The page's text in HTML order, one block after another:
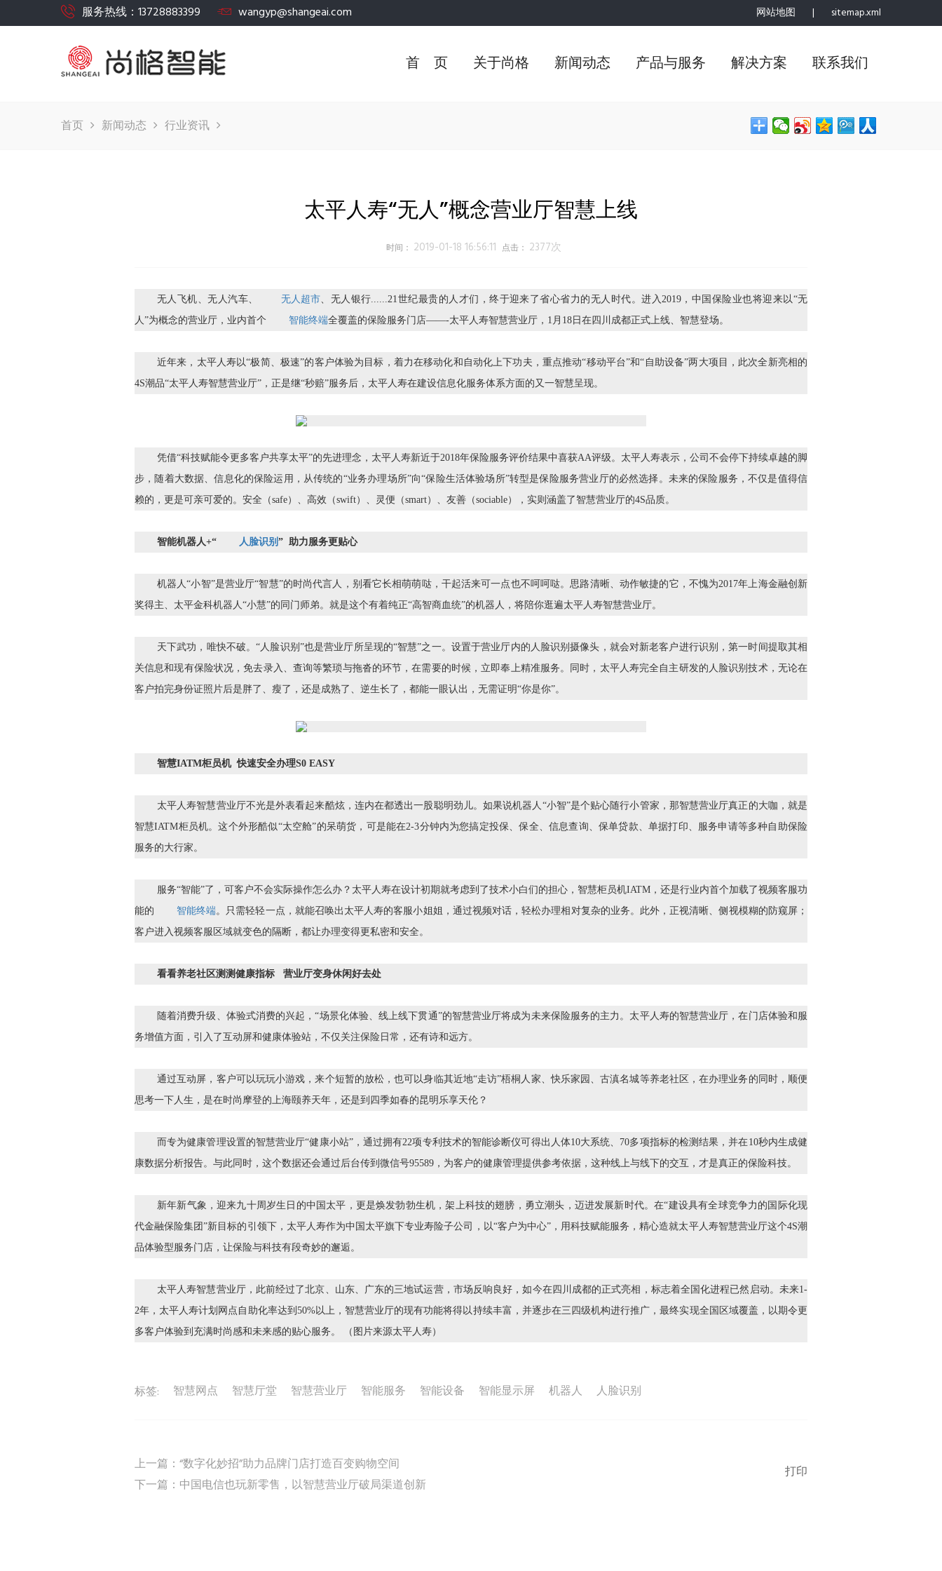
服务热线：13728883399 wangyp@shangeai.com 网站地图 | sitemap.xml
首 页 关于尚格 新闻动态 产品与服务 解决方案 联系我们
首页 新闻动态 行业资讯
太平人寿“无人”概念营业厅智慧上线
时间： 2019-01-18 16:56:11 点击： 2377次
无人飞机、无人汽车、 无人超市、无人银行......21世纪最贵的人才们，终于迎来了省心省力的无人时代。进入2019，中国保险业也将迎来以“无
人”为概念的营业厅，业内首个
智能终端全覆盖的保险服务门店——-太平人寿智慧营业厅，1月18日在四川成都正式上线、智慧登场。
近年来，太平人寿以“极简、极速”的客户体验为目标，着力在移动化和自动化上下功夫，重点推动“移动平台”和“自助设备”两大项目，此次全新亮相的
4S潮品“太平人寿智慧营业厅”，正是继“秒赔”服务后，太平人寿在建设信息化服务体系方面的又一智慧呈现。
凭借“科技赋能令更多客户共享太平”的先进理念，太平人寿新近于2018年保险服务评价结果中喜获AA评级。太平人寿表示，公司不会停下持续卓越的脚
步，随着大数据、信息化的保险运用，从传统的“业务办理场所”向“保险生活体验场所”转型是保险服务营业厅的必然选择。未来的保险服务，不仅是值得信
赖的，更是可亲可爱的。安全（safe）、高效（swift）、灵便（smart）、友善（sociable），实则涵盖了智慧营业厅的4S品质。
智能机器人+“ 人脸识别 ” 助力服务更贴心
机器人“小智”是营业厅“智慧”的时尚代言人，别看它长相萌萌哒，干起活来可一点也不呵呵哒。思路清晰、动作敏捷的它，不愧为2017年上海金融创新
奖得主、太平金科机器人“小慧”的同门师弟。就是这个有着纯正“高智商血统”的机器人，将陪你逛遍太平人寿智慧营业厅。
天下武功，唯快不破。“人脸识别”也是营业厅所呈现的“智慧”之一。设置于营业厅内的人脸识别摄像头，就会对新老客户进行识别，第一时间提取其相
关信息和现有保险状况，免去录入、查询等繁琐与拖沓的环节，在需要的时候，立即奉上精准服务。同时，太平人寿完全自主研发的人脸识别技术，无论在
客户拍完身份证照片后是胖了、瘦了，还是成熟了、逆生长了，都能一眼认出，无需证明“你是你”。
智慧IATM柜员机 快速安全办理S0 EASY
太平人寿智慧营业厅不光是外表看起来酷炫，连内在都透出一股聪明劲儿。如果说机器人“小智”是个贴心随行小管家，那智慧营业厅真正的大咖，就是
智慧IATM柜员机。这个外形酷似“太空舱”的呆萌货，可是能在2-3分钟内为您搞定投保、保全、信息查询、保单贷款、单据打印、服务申请等多种自助保险
服务的大行家。
服务“智能”了，可客户不会实际操作怎么办？太平人寿在设计初期就考虑到了技术小白们的担心，智慧柜员机IATM，还是行业内首个加载了视频客服功
能的
智能终端。只需轻轻一点，就能召唤出太平人寿的客服小姐姐，通过视频对话，轻松办理相对复杂的业务。此外，正视清晰、侧视模糊的防窥屏；
客户进入视频客服区域就变色的隔断，都让办理变得更私密和安全。
看看养老社区测测健康指标 营业厅变身休闲好去处
随着消费升级、体验式消费的兴起，“场景化体验、线上线下贯通”的智慧营业厅将成为未来保险服务的主力。太平人寿的智慧营业厅，在门店体验和服
务增值方面，引入了互动屏和健康体验站，不仅关注保险日常，还有诗和远方。
通过互动屏，客户可以玩玩小游戏，来个短暂的放松，也可以身临其近地“走访”梧桐人家、快乐家园、古滇名城等养老社区，在办理业务的同时，顺便
思考一下人生，是在时尚摩登的上海颐养天年，还是到四季如春的昆明乐享天伦？
而专为健康管理设置的智慧营业厅“健康小站”，通过拥有22项专利技术的智能诊断仪可得出人体10大系统、70多项指标的检测结果，并在10秒内生成健
康数据分析报告。与此同时，这个数据还会通过后台传到微信号95589，为客户的健康管理提供参考依据，这种线上与线下的交互，才是真正的保险科技。
新年新气象，迎来九十周岁生日的中国太平，更是焕发勃勃生机，架上科技的翅膀，勇立潮头，迈进发展新时代。在“建设具有全球竞争力的国际化现
代金融保险集团”新目标的引领下，太平人寿作为中国太平旗下专业寿险子公司，以“客户为中心”，用科技赋能服务，精心造就太平人寿智慧营业厅这个4S潮
品体验型服务门店，让保险与科技有段奇妙的邂逅。
太平人寿智慧营业厅，此前经过了北京、山东、广东的三地试运营，市场反响良好，如今在四川成都的正式亮相，标志着全国化进程已然启动。未来1-
2年，太平人寿计划网点自助化率达到50%以上，智慧营业厅的现有功能将得以持续丰富，并逐步在三四级机构进行推广，最终实现全国区域覆盖，以期令更
多客户体验到充满时尚感和未来感的贴心服务。
（图片来源太平人寿）
标签: 智慧网点 智慧厅堂 智慧营业厅 智能服务 智能设备 智能显示屏 机器人 人脸识别
上一篇： “数字化妙招”助力品牌门店打造百变购物空间
下一篇： 中国电信也玩新零售，以智慧营业厅破局渠道创新
打印